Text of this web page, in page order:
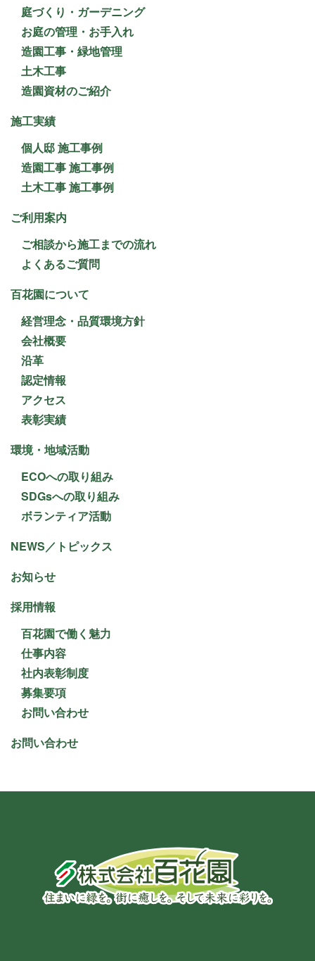
庭づくり・ガーデニング
お庭の管理・お手入れ
造園工事・緑地管理
土木工事
造園資材のご紹介
施工実績
個人邸 施工事例
造園工事 施工事例
土木工事 施工事例
ご利用案内
ご相談から施工までの流れ
よくあるご質問
百花園について
経営理念・品質環境方針
会社概要
沿革
認定情報
アクセス
表彰実績
環境・地域活動
ECOへの取り組み
SDGsへの取り組み
ボランティア活動
NEWS／トピックス
お知らせ
採用情報
百花園で働く魅力
仕事内容
社内表彰制度
募集要項
お問い合わせ
お問い合わせ